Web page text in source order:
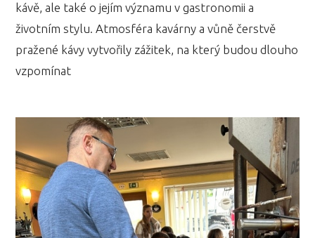
kávě, ale také o jejím významu v gastronomii a
životním stylu. Atmosféra kavárny a vůně čerstvě
pražené kávy vytvořily zážitek, na který budou dlouho
vzpomínat